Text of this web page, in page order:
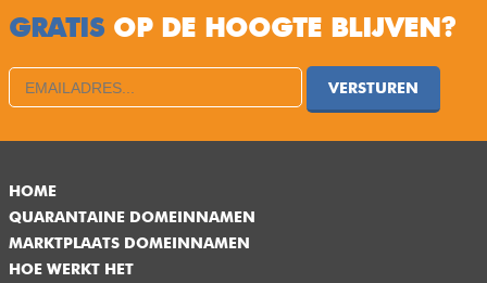
GRATIS OP DE HOOGTE BLIJVEN?
VERSTUREN
HOME
QUARANTAINE DOMEINNAMEN
MARKTPLAATS DOMEINNAMEN
HOE WERKT HET